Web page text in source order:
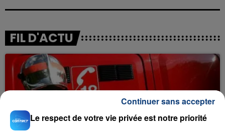
FIL D'ACTU
Le respect de votre vie privée est notre priorité
Continuer sans accepter